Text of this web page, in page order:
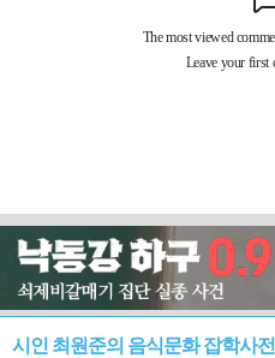
시인 최원준의 음식문화 잡학사전